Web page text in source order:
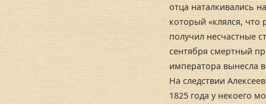
отца наталкивались
который «клялся,
получил несчастные
сентября смертный
императора вынесла
На следствии
1825 года у некоего